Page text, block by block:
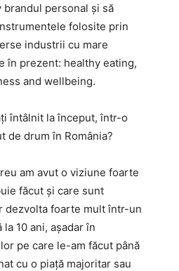
personal și să
folosite prin
industrii cu mare
în prezent: healthy eating,
and wellbeing.
întâlnit la început, într-o
de drum în România?
am avut o viziune foarte
făcut și care sunt
dezvolta foarte mult într-un
10 ani, așadar în
pe care le-am făcut până
cu o piață majoritar sau